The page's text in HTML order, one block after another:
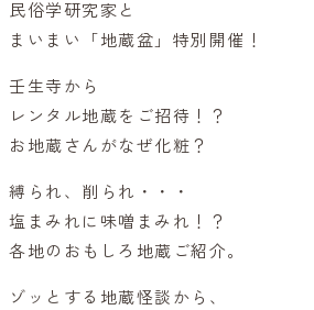
民俗学研究家と
まいまい「地蔵盆」特別開催！
壬生寺から
レンタル地蔵をご招待！？
お地蔵さんがなぜ化粧？
縛られ、削られ・・・
塩まみれに味噌まみれ！？
各地のおもしろ地蔵ご紹介。
ゾッとする地蔵怪談から、